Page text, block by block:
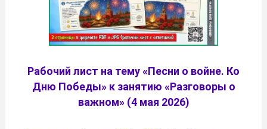
Рабочий лист на тему «Песни о войне. Ко
Дню Победы» к занятию «Разговоры о
важном» (4 мая 2026)